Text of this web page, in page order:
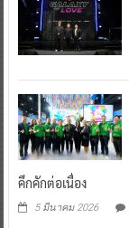
คึกคักต่อเนื่อง
5 มีนาคม 2026